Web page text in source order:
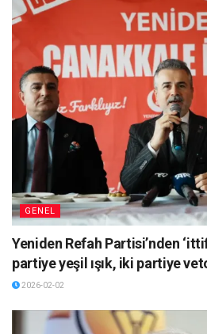
GENEL
Yeniden Refah Partisi’nden
partiye yeşil ışık, iki partiye
2026-02-02